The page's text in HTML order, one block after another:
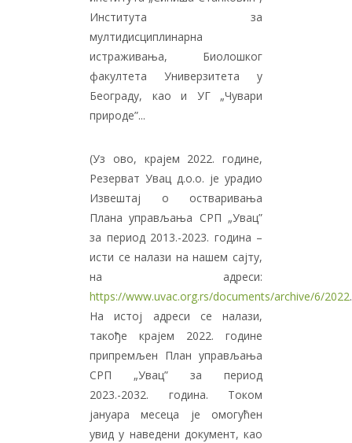
Института за
мултидисциплинарна
истраживања, Биолошког
факултета Универзитета у
Београду, као и УГ „Чувари
природе”...
(Уз ово, крајем 2022. године,
Резерват Увац д.о.о. је урадио
Извештај о остваривања
Плана управљања СРП „Увац”
за период 2013.-2023. година –
исти се налази на нашем сајту,
на адреси:
https://www.uvac.org.rs/documents/archive/6/2022.
На истој адреси се налази,
такође крајем 2022. године
припремљен План управљања
СРП „Увац” за период
2023.-2032. година. Током
јануара месеца је омогућен
увид у наведени документ, као